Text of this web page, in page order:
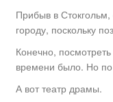
Прибыв в Стокгольм,
городу, поскольку
Конечно,
времени было. Но по
А вот театр драмы.